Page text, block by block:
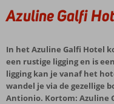
Azuline Galfi
In het Azuline Galfi Hotel
een rustige ligging en is
ligging kan je vanaf het
wandel je via de gezellige
Antionio. Kortom: Azuline